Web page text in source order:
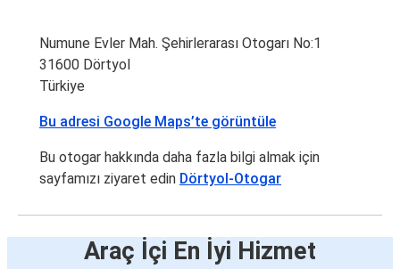
Numune Evler Mah. Şehirlerarası Otogarı No:1
31600 Dörtyol
Türkiye
Bu adresi Google Maps’te görüntüle
Bu otogar hakkında daha fazla bilgi almak için
sayfamızı ziyaret edin Dörtyol-Otogar
Araç İçi En İyi Hizmet